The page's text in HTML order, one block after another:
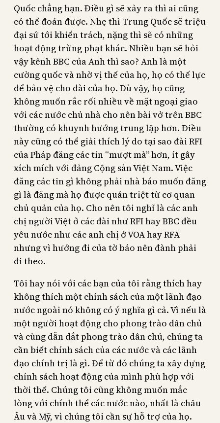
Quốc chẳng hạn. Điều gì sẽ xảy ra thì ai cũng
có thể đoán được. Nhẹ thì Trung Quốc sẽ triệu
đại sứ tới khiển trách, nặng thì sẽ có những
hoạt động trừng phạt khác. Nhiều bạn sẽ hỏi
vậy kênh BBC của Anh thì sao? Anh là một
cường quốc và nhờ vị thế của họ, họ có thế lực
để bảo vệ cho đài của họ. Dù vậy, họ cũng
không muốn rắc rối nhiều về mặt ngoại giao
với các nước chủ nhà cho nên bài vở trên BBC
thường có khuynh hướng trung lập hơn. Điều
này cũng có thể giải thích lý do tại sao đài RFI
của Pháp đăng các tin “mượt mà” hơn, ít gây
xích mích với đảng Cộng sản Việt Nam. Việc
đăng các tin gì không phải nhà báo muốn đăng
gì là đăng mà họ được quán triệt từ cơ quan
chủ quản của họ. Cho nên tôi nghĩ là các anh
chị người Việt ở các đài như RFI hay BBC đều
yêu nước như các anh chị ở VOA hay RFA
nhưng vì hướng đi của tờ báo nên đành phải
đi theo.
Tôi hay nói với các bạn của tôi rằng thích hay
không thích một chính sách của một lãnh đạo
nước ngoài nó không có ý nghĩa gì cả. Vì nếu là
một người hoạt động cho phong trào dân chủ
và cùng dẫn dắt phong trào dân chủ, chúng ta
cần biết chính sách của các nước và các lãnh
đạo chính trị là gì. Để từ đó chúng ta xây dựng
chính sách hoạt động của mình phù hợp với
thời thế. Chúng tôi cũng không muốn mắc
lòng với chính thể các nước nào, nhất là châu
Âu và Mỹ, vì chúng tôi cần sự hỗ trợ của họ.